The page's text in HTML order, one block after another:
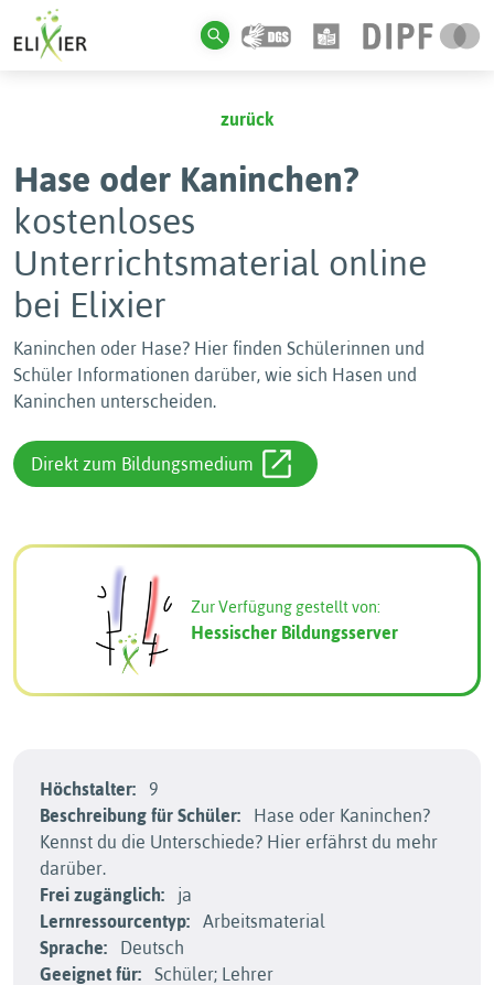
zurück
Hase oder Kaninchen?
kostenloses
Unterrichtsmaterial online
bei Elixier
Kaninchen oder Hase? Hier finden Schülerinnen und
Schüler Informationen darüber, wie sich Hasen und
Kaninchen unterscheiden.
Direkt zum Bildungsmedium
Zur Verfügung gestellt von:
Hessischer Bildungsserver
Höchstalter:
9
Beschreibung für Schüler:
Hase oder Kaninchen?
Kennst du die Unterschiede? Hier erfährst du mehr
darüber.
Frei zugänglich:
ja
Lernressourcentyp:
Arbeitsmaterial
Sprache:
Deutsch
Geeignet für:
Schüler; Lehrer